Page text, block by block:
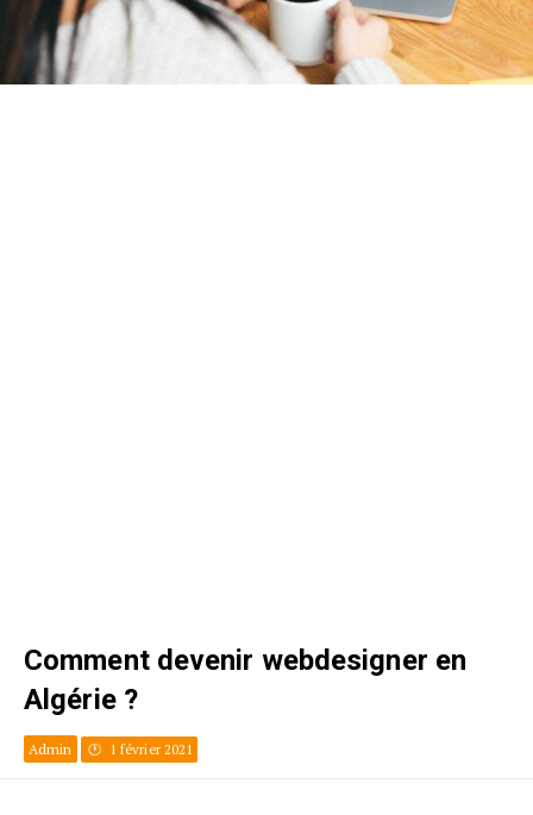
Comment devenir webdesigner en
Algérie ?
Admin 1 février 2021